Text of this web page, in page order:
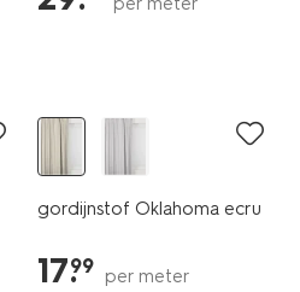
gordijnstof Oklahoma ecru
17.
99 per meter